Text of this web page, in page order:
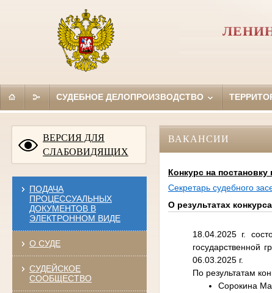
СУДЕБНОЕ ДЕЛОПРОИЗВОДСТВО
ВЕРСИЯ ДЛЯ
СЛАБОВИДЯЩИХ
ПОДАЧА
ПРОЦЕССУАЛЬНЫХ
ДОКУМЕНТОВ В
ЭЛЕКТРОННОМ ВИДЕ
О СУДЕ
СУДЕЙСКОЕ
СООБЩЕСТВО
ВАКАНСИИ
Конкурс на
Секретарь судебного
О результатах
18.04.2025 г.
государственной
06.03.2025 г.
По результатам
Сорокина